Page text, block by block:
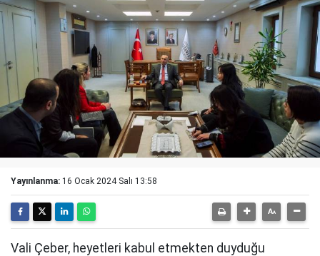
Yayınlanma: 16 Ocak 2024 Salı 13:58
Vali Çeber, heyetleri kabul etmekten duyduğu